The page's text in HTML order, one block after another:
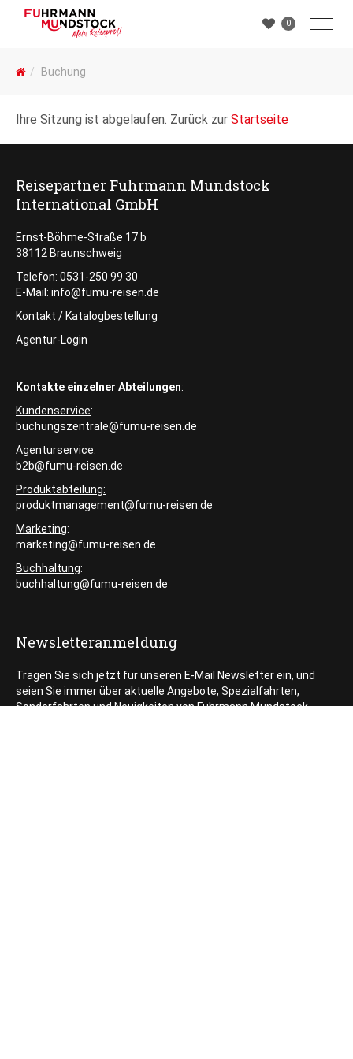
0
Buchung
Ihre Sitzung ist abgelaufen. Zurück zur Startseite
Reisepartner Fuhrmann Mundstock
International GmbH
Ernst-Böhme-Straße 17 b
38112 Braunschweig
Telefon: 0531-250 99 30
E-Mail: info@fumu-reisen.de
Kontakt / Katalogbestellung
Agentur-Login
Kontakte einzelner Abteilungen:
Kundenservice:
buchungszentrale@fumu-reisen.de
Agenturservice:
b2b@fumu-reisen.de
Produktabteilung:
produktmanagement@fumu-reisen.de
Marketing:
marketing@fumu-reisen.de
Buchhaltung:
buchhaltung@fumu-reisen.de
Newsletteranmeldung
Tragen Sie sich jetzt für unseren E-Mail Newsletter ein, und
seien Sie immer über aktuelle Angebote, Spezialfahrten,
Sonderfahrten und Neuigkeiten von Fuhrmann Mundstock